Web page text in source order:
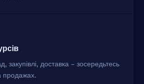
закупівлі, доставка – зосередьтесь
продажах.